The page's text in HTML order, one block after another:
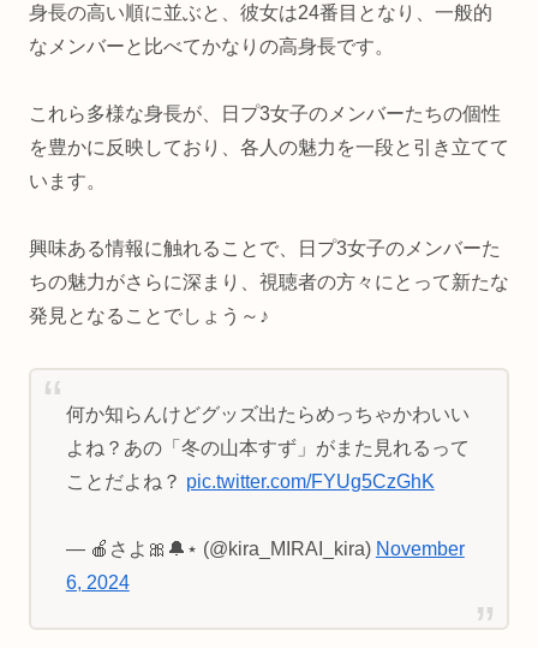
身長の高い順に並ぶと、彼女は24番目となり、一般的
なメンバーと比べてかなりの高身長です。
これら多様な身長が、日プ3女子のメンバーたちの個性
を豊かに反映しており、各人の魅力を一段と引き立てて
います。
興味ある情報に触れることで、日プ3女子のメンバーた
ちの魅力がさらに深まり、視聴者の方々にとって新たな
発見となることでしょう～♪
何か知らんけどグッズ出たらめっちゃかわいい
よね？あの「冬の山本すず」がまた見れるって
ことだよね？ pic.twitter.com/FYUg5CzGhK
— 🍎さよ🎀🔔⋆ (@kira_MIRAI_kira) November
6, 2024